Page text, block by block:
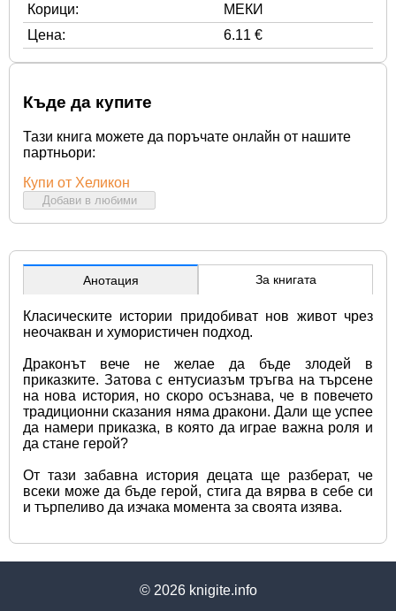
Корици:
МЕКИ
Цена:
6.11 €
Къде да купите
Тази книга можете да поръчате онлайн от нашите
партньори:
Купи от Хеликон
Добави в любими
Анотация За книгата
Класическите истории придобиват нов живот чрез
неочакван и хумористичен подход.
Драконът вече не желае да бъде злодей в
приказките. Затова с ентусиазъм тръгва на търсене
на нова история, но скоро осъзнава, че в повечето
традиционни сказания няма дракони. Дали ще успее
да намери приказка, в която да играе важна роля и
да стане герой?
От тази забавна история децата ще разберат, че
всеки може да бъде герой, стига да вярва в себе си
и търпеливо да изчака момента за своята изява.
© 2026 knigite.info